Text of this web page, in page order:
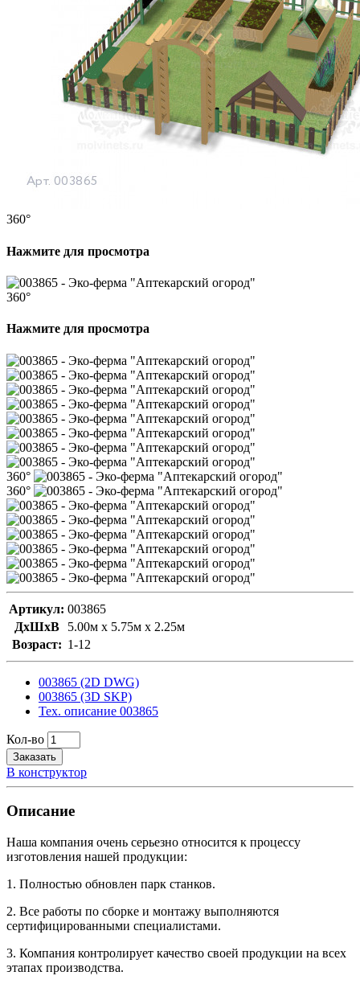
360°
Нажмите для просмотра
360°
Нажмите для просмотра
360°
360°
Артикул: 003865
ДxШxВ
5.00м x 5.75м x 2.25м
Возраст: 1-12
003865 (2D DWG)
003865 (3D SKP)
Тех. описание 003865
Кол-во
Заказать
В конструктор
Описание
Наша компания очень серьезно относится к процессу
изготовления нашей продукции:
1. Полностью обновлен парк станков.
2. Все работы по сборке и монтажу выполняются
сертифицированными специалистами.
3. Компания контролирует качество своей продукции на всех
этапах производства.